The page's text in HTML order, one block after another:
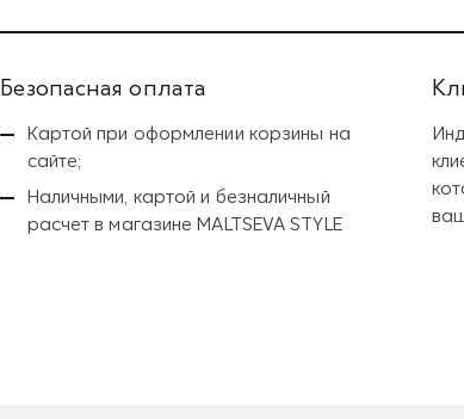
Безопасная оплата
Картой при оформлении корзины на
сайте;
Наличными, картой и безналичный
расчетв магазине MALTSEVA STYLE